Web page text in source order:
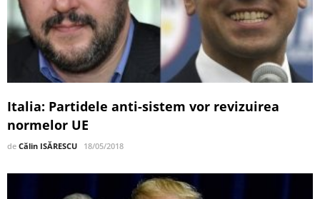
Italia: Partidele anti-sistem vor revizuirea
normelor UE
de Călin ISĂRESCU 18/05/2018